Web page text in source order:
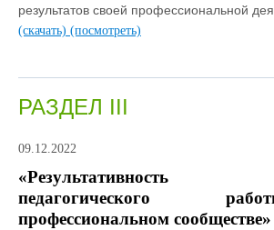
результатов своей профессиональной
(скачать) (посмотреть)
РАЗДЕЛ III
09.12.2022
«Результативность
педагогического
профессиональном сообществе»